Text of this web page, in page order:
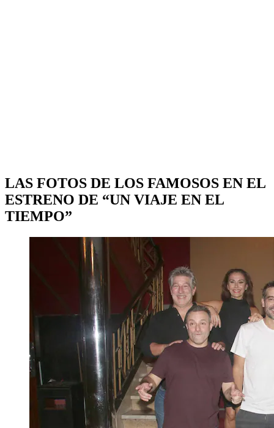
LAS FOTOS DE LOS FAMOSOS EN EL
ESTRENO DE “UN VIAJE EN EL
TIEMPO”